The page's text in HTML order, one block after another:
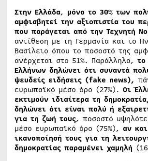
Στην Ελλάδα, μόνο το 30% των
αμφισβητεί την αξιοπιστία του
που παράγεται από την Τεχνητή
αντίθεση με τη Γερμανία και το
Βασίλειο όπου το ποσοστό της
ανέρχεται στο 51%. Παράλληλα, το
Ελλήνων δηλώνει ότι συναντά
ψευδείς ειδήσεις (fake news),
ευρωπαϊκό μέσο όρο (27%). Οι
εκτιμούν ιδιαίτερα τη
δηλώνει ότι είναι πολύ ή
για τη ζωή τους, ποσοστό
μέσο ευρωπαϊκό όρο (75%), αν
ικανοποίησή τους για τη
δημοκρατίας παραμένει χαμηλή